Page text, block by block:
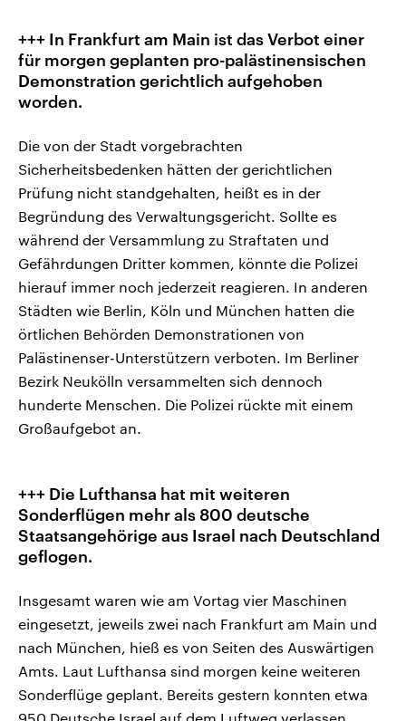
+++ In Frankfurt am Main ist das Verbot einer
für morgen geplanten pro-palästinensischen
Demonstration gerichtlich aufgehoben
worden.
Die von der Stadt vorgebrachten
Sicherheitsbedenken hätten der gerichtlichen
Prüfung nicht standgehalten, heißt es in der
Begründung des Verwaltungsgericht. Sollte es
während der Versammlung zu Straftaten und
Gefährdungen Dritter kommen, könnte die Polizei
hierauf immer noch jederzeit reagieren. In anderen
Städten wie Berlin, Köln und München hatten die
örtlichen Behörden Demonstrationen von
Palästinenser-Unterstützern verboten. Im Berliner
Bezirk Neukölln versammelten sich dennoch
hunderte Menschen. Die Polizei rückte mit einem
Großaufgebot an.
+++ Die Lufthansa hat mit weiteren
Sonderflügen mehr als 800 deutsche
Staatsangehörige aus Israel nach Deutschland
geflogen.
Insgesamt waren wie am Vortag vier Maschinen
eingesetzt, jeweils zwei nach Frankfurt am Main und
nach München, hieß es von Seiten des Auswärtigen
Amts. Laut Lufthansa sind morgen keine weiteren
Sonderflüge geplant. Bereits gestern konnten etwa